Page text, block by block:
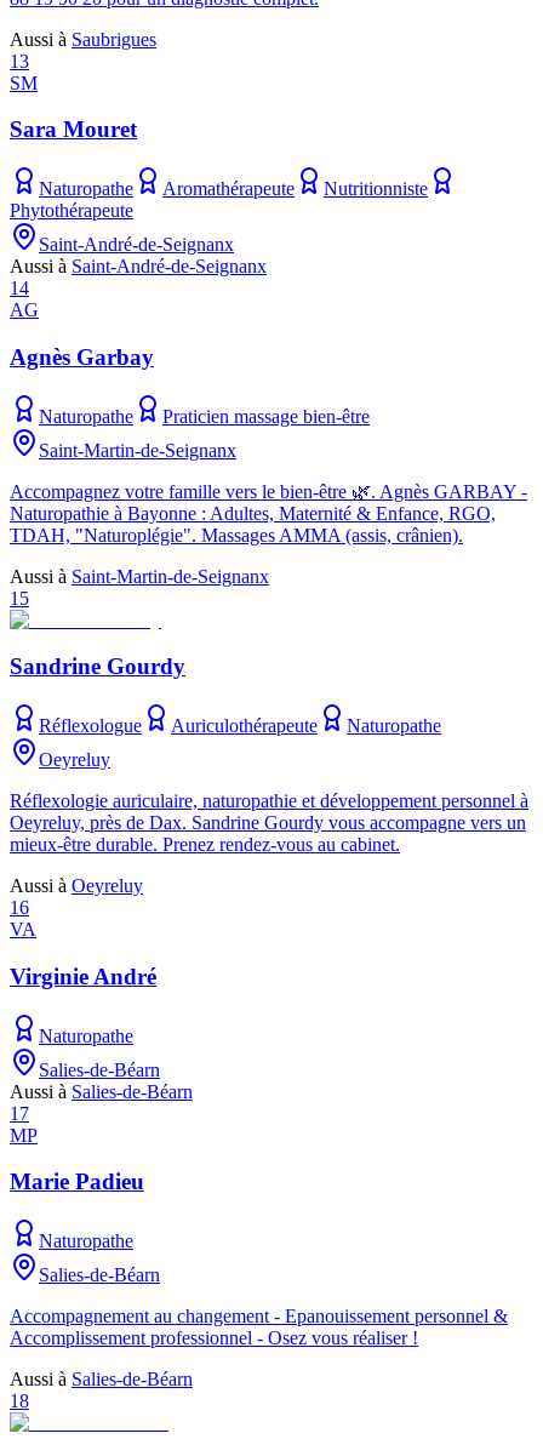
Aussi à Saubrigues
13
SM
Sara Mouret
Naturopathe Aromathérapeute
Nutritionniste
Phytothérapeute
Saint-André-de-Seignanx
Aussi à Saint-André-de-Seignanx
14
AG
Agnès Garbay
Naturopathe
Praticien massage bien-être
Saint-Martin-de-Seignanx
Accompagnez votre famille vers le bien-être 🌿. Agnès GARBAY -
Naturopathie à Bayonne : Adultes, Maternité & Enfance, RGO,
TDAH, "Naturoplégie". Massages AMMA (assis, crânien).
Aussi à Saint-Martin-de-Seignanx
15
Sandrine Gourdy
Réflexologue Auriculothérapeute
Naturopathe
Oeyreluy
Réflexologie auriculaire, naturopathie et développement personnel à
Oeyreluy, près de Dax. Sandrine Gourdy vous accompagne vers un
mieux-être durable. Prenez rendez-vous au cabinet.
Aussi à Oeyreluy
16
VA
Virginie André
Naturopathe
Salies-de-Béarn
Aussi à Salies-de-Béarn
17
MP
Marie Padieu
Naturopathe
Salies-de-Béarn
Accompagnement au changement - Epanouissement personnel &
Accomplissement professionnel - Osez vous réaliser !
Aussi à Salies-de-Béarn
18